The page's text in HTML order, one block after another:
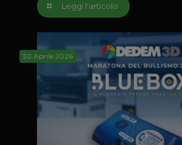
Leggi l'articolo
30 Aprile 2026